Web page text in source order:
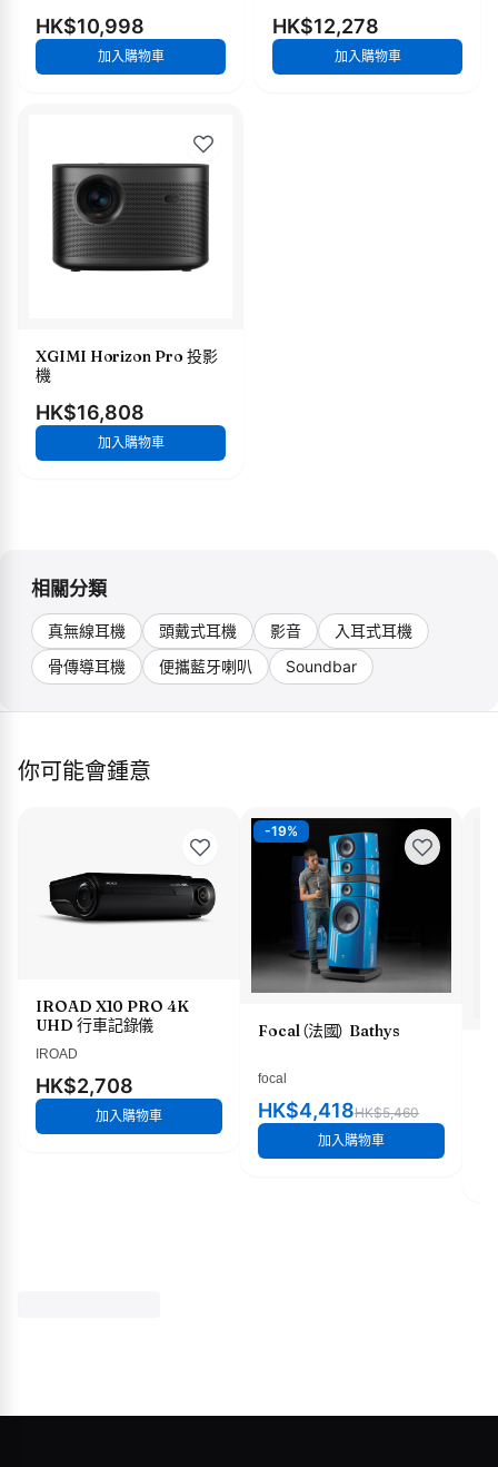
HK$10,998
加入購物車
HK$12,278
加入購物車
XGIMI Horizon Pro 投影
機
HK$16,808
加入購物車
相關分類
真無線耳機 頭戴式耳機 影音
入耳式耳機
骨傳導耳機
便攜藍牙喇叭 Soundbar
你可能會鍾意
IROAD X10 PRO 4K
UHD 行車記錄儀
IROAD
HK$2,708
加入購物車
-19%
Focal（法國） Bathys
focal
HK$4,418HK$5,460
加入購物車